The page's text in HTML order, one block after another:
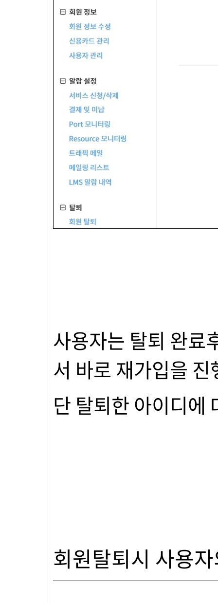
사용자는 탈퇴 완료
서 바로 재가입을
단 탈퇴한 아이디에
회원탈퇴시 사용